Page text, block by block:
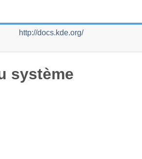
http://docs.kde.org/
système